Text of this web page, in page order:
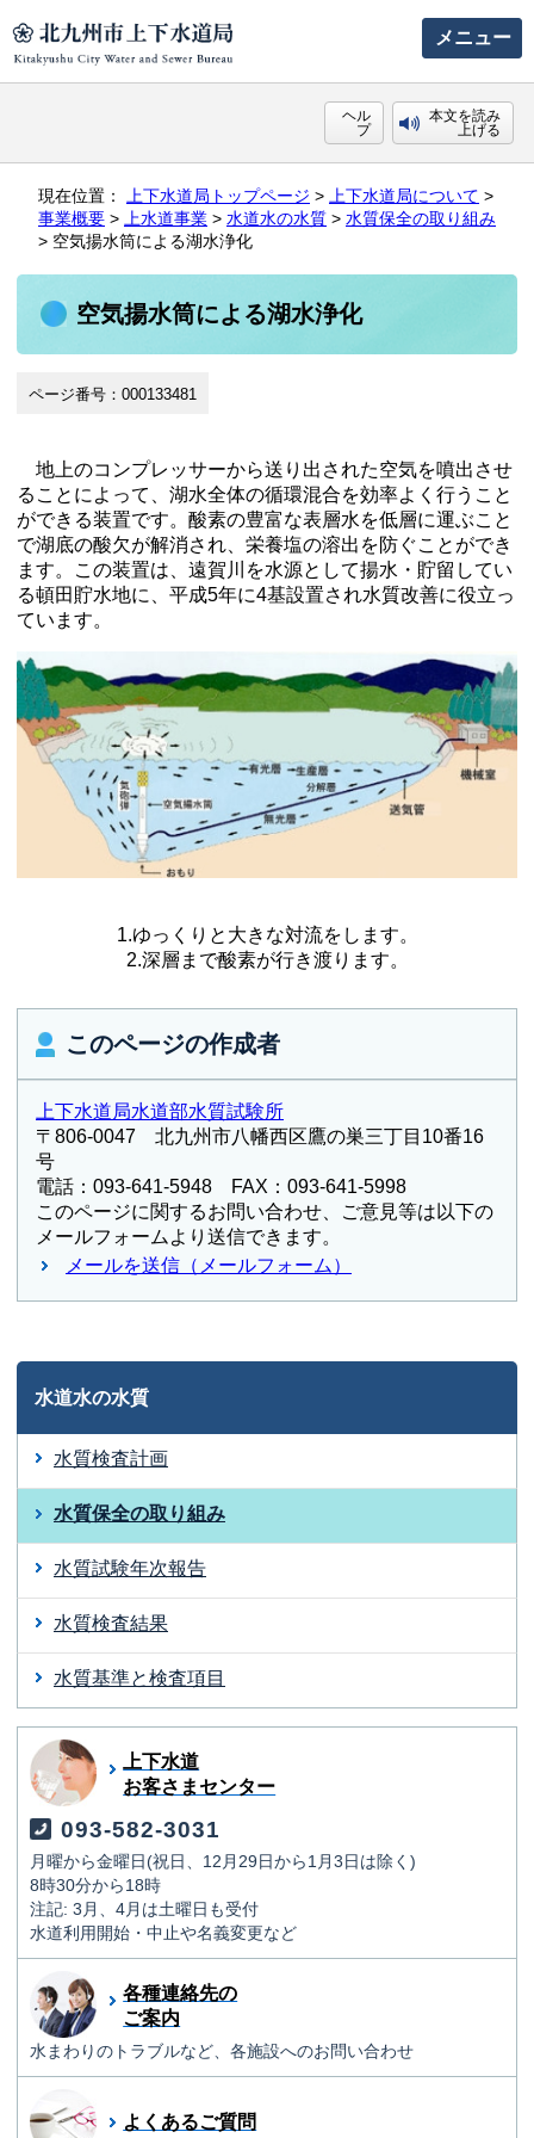
メニュー
ヘル
プ
本文を読み
上げる
現在位置： 上下水道局トップページ > 上下水道局について >
事業概要 > 上水道事業 > 水道水の水質 > 水質保全の取り組み
> 空気揚水筒による湖水浄化
空気揚水筒による湖水浄化
ページ番号：000133481
地上のコンプレッサーから送り出された空気を噴出させ
ることによって、湖水全体の循環混合を効率よく行うこと
ができる装置です。酸素の豊富な表層水を低層に運ぶこと
で湖底の酸欠が解消され、栄養塩の溶出を防ぐことができ
ます。この装置は、遠賀川を水源として揚水・貯留してい
る頓田貯水地に、平成5年に4基設置され水質改善に役立っ
ています。
1.ゆっくりと大きな対流をします。
2.深層まで酸素が行き渡ります。
このページの作成者
上下水道局水道部水質試験所
〒806-0047 北九州市八幡西区鷹の巣三丁目10番16
号
電話：093-641-5948 FAX：093-641-5998
このページに関するお問い合わせ、ご意見等は以下の
メールフォームより送信できます。
メールを送信（メールフォーム）
水道水の水質
水質検査計画
水質保全の取り組み
水質試験年次報告
水質検査結果
水質基準と検査項目
上下水道
お客さまセンター
093-582-3031
月曜から金曜日(祝日、12月29日から1月3日は除く)
8時30分から18時
注記: 3月、4月は土曜日も受付
水道利用開始・中止や名義変更など
各種連絡先の
ご案内
水まわりのトラブルなど、各施設へのお問い合わせ
よくあるご質問